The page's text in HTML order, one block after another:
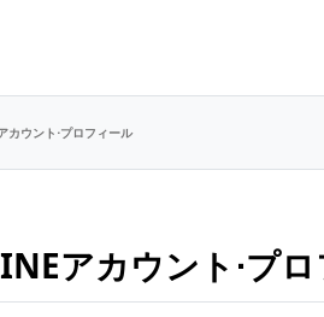
カウント⋅プロフィール
アカウント⋅プ